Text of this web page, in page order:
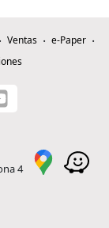
Ventas
e-Paper
4